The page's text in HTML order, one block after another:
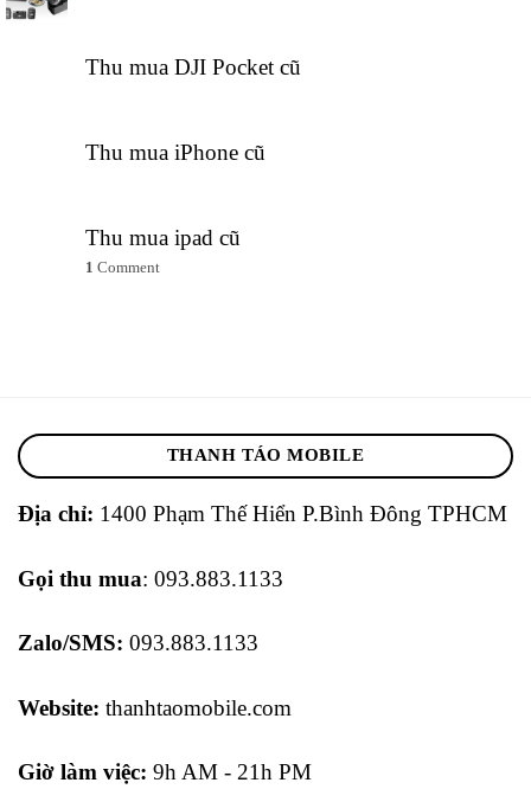
Thu mua DJI Pocket cũ
Thu mua iPhone cũ
Thu mua ipad cũ
1 Comment
THANH TÁO MOBILE
Địa chỉ: 1400 Phạm Thế Hiển P.Bình Đông TPHCM
Gọi thu mua: 093.883.1133
Zalo/SMS: 093.883.1133
Website: thanhtaomobile.com
Giờ làm việc: 9h AM - 21h PM